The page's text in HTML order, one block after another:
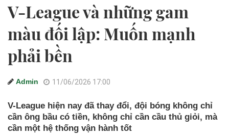
V-League và những gam
màu đối lập: Muốn mạnh
phải bền
Admin 11/06/2026 17:00
V-League hiện nay đã thay đổi, đội bóng không chỉ
cần ông bầu có tiền, không chỉ cần cầu thủ giỏi, mà
cần một hệ thống vận hành tốt